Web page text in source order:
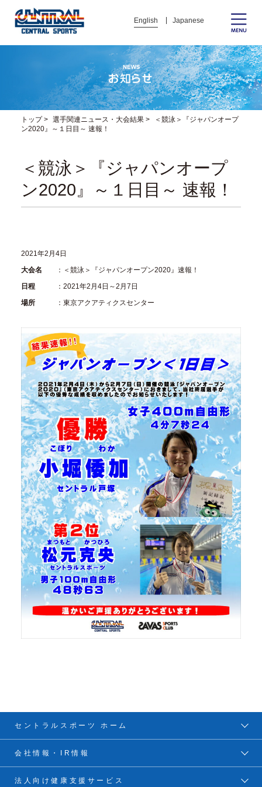
English Japanese
トップ> 選手関連ニュース・大会結果>
＜競泳＞『ジャパンオープ
ン2020』～１日目～ 速報！
＜競泳＞『ジャパンオープ
ン2020』～１日目～ 速報！
2021年2月4日
大会名
：＜競泳＞『ジャパンオープン2020』速報！
日程
：2021年2月4日～2月7日
場所
：東京アクアティクスセンター
セントラルスポーツ ホーム
会社情報・IR情報
法人向け健康支援サービス